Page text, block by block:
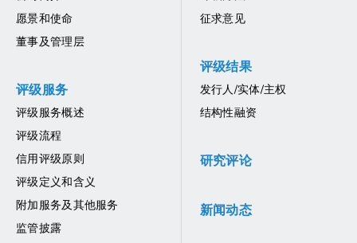
愿景和使命
董事及管理层
评级服务
评级服务概述
评级流程
信用评级原则
评级定义和含义
附加服务及其他服务
监管披露
征求意见
评级结果
发行人/实体/主权
结构性融资
研究评论
新闻动态